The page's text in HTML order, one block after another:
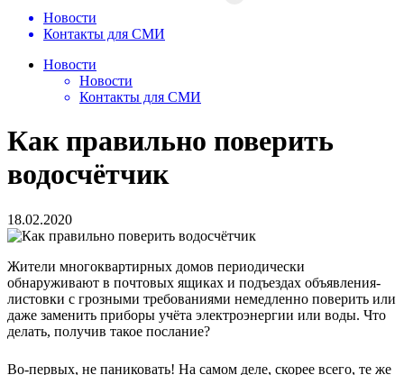
Новости
Контакты для СМИ
Новости
Новости
Контакты для СМИ
Как правильно поверить
водосчётчик
18.02.2020
Жители многоквартирных домов периодически
обнаруживают в почтовых ящиках и подъездах объявления-
листовки с грозными требованиями немедленно поверить или
даже заменить приборы учёта электроэнергии или воды. Что
делать, получив такое послание?
Во-первых, не паниковать! На самом деле, скорее всего, те же